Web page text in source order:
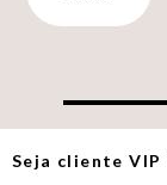
Seja clienteVIP